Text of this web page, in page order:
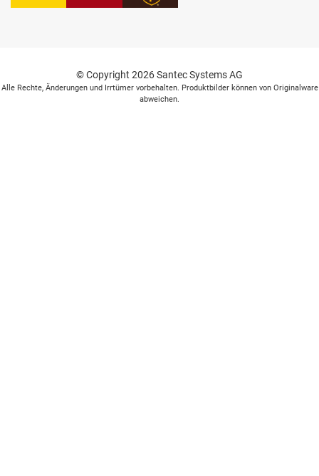
© Copyright 2026 Santec Systems AG
Alle Rechte, Änderungen und Irrtümer vorbehalten. Produktbilder können von Originalware
abweichen.